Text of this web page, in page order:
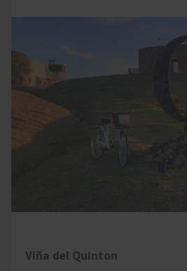
Viña del Quinton